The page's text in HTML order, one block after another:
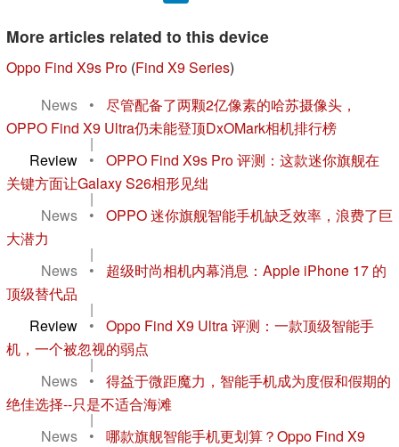
More articles related to this device
Oppo Find X9s Pro (Find X9 Series)
News
•
尽管配备了两颗2亿像素的哈苏摄像头，
OPPO Find X9 Ultra仍未能登顶DxOMark相机排行榜
|
Review
•
OPPO Find X9s Pro 评测：这款迷你旗舰在
关键方面让Galaxy S26相形见绌
|
News
•
OPPO 迷你旗舰智能手机缺乏效率，浪费了巨
大潜力
|
News
•
超级时尚相机内幕消息：Apple iPhone 17 的
顶级替代品
|
Review
•
Oppo Find X9 Ultra 评测：一款顶级智能手
机，一个被忽视的弱点
|
News
•
得益于微距魔力，智能手机成为度假和假期的
绝佳选择--只是不适合海滩
|
News
•
哪款旗舰智能手机更划算？Oppo Find X9